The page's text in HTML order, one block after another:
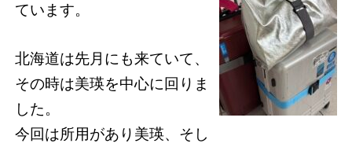
ています。
北海道は先月にも来ていて、
その時は美瑛を中心に回りま
した。
今回は所用があり美瑛、そし